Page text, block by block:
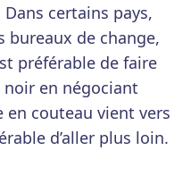
certains pays,
de change,
préférable de faire
en négociant
couteau vient vers
d’aller plus loin.